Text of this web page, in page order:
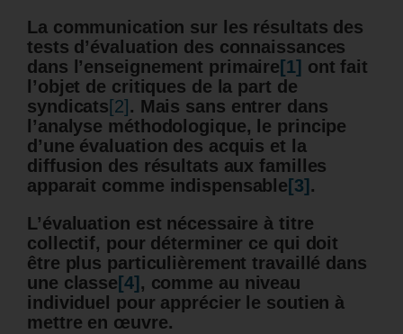
La communication sur les résultats des
tests d’évaluation des connaissances
dans l’enseignement primaire [1] ont fait
l’objet de critiques de la part de
syndicats[2] . Mais sans entrer dans
l’analyse méthodologique, le principe
d’une évaluation des acquis et la
diffusion des résultats aux familles
apparait comme indispensable [3] .
L’évaluation est nécessaire à titre
collectif, pour déterminer ce qui doit
être plus particulièrement travaillé dans
une classe [4] , comme au niveau
individuel pour apprécier le soutien à
mettre en œuvre.